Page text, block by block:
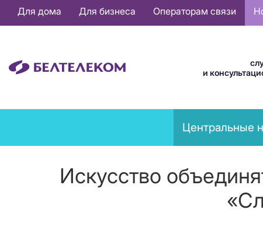
Основная
навигация
Для дома Для бизнеса Операторам связи
и
News
menu
Центральные
Искусство